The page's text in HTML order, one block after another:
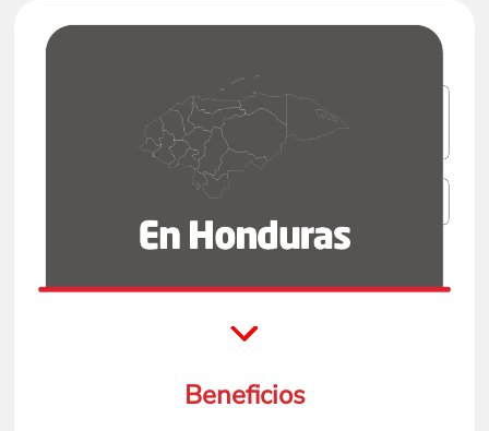
Beneficios